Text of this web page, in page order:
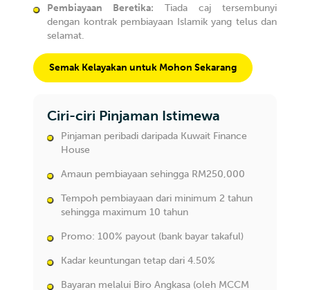
Pembiayaan Beretika: Tiada caj tersembunyi
dengan kontrak pembiayaan Islamik yang telus dan
selamat.
Semak Kelayakan untuk Mohon Sekarang
Ciri-ciri Pinjaman Istimewa
Pinjaman peribadi daripada Kuwait Finance
House
Amaun pembiayaan sehingga RM250,000
Tempoh pembiayaan dari minimum 2 tahun
sehingga maximum 10 tahun
Promo: 100% payout (bank bayar takaful)
Kadar keuntungan tetap dari 4.50%
Bayaran melalui Biro Angkasa (oleh MCCM